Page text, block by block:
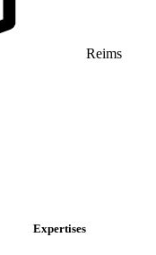
Reims
Expertises